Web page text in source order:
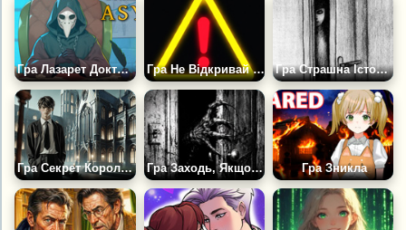
Гра Лазарет Доктора Кіндервуда Гра Не Відкривай Це Гра Страшна Історія: Не Виходь за Поріг
Гра Секрет Королівської Школи Магії Гра Заходь, Якщо не Боїшся Гра Зникла